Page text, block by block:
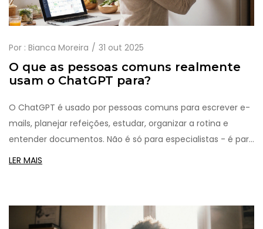
Por : Bianca Moreira 31 out 2025
O que as pessoas comuns realmente
usam o ChatGPT para?
O ChatGPT é usado por pessoas comuns para escrever e-
mails, planejar refeições, estudar, organizar a rotina e
entender documentos. Não é só para especialistas - é para
quem quer simplificar o dia a dia.
LER MAIS